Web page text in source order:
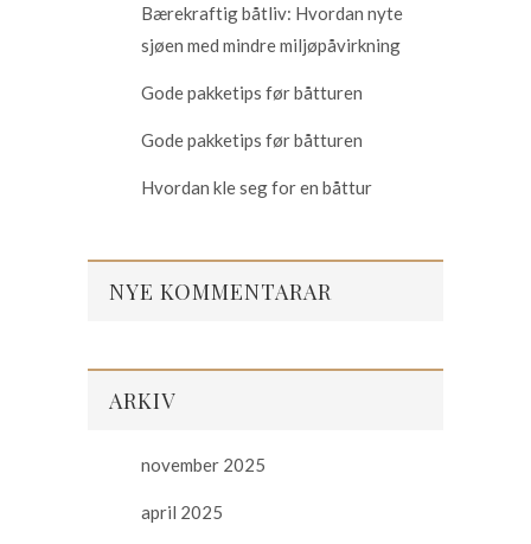
Bærekraftig båtliv: Hvordan nyte
sjøen med mindre miljøpåvirkning
Gode pakketips før båtturen
Gode pakketips før båtturen
Hvordan kle seg for en båttur
NYE KOMMENTARAR
ARKIV
november 2025
april 2025